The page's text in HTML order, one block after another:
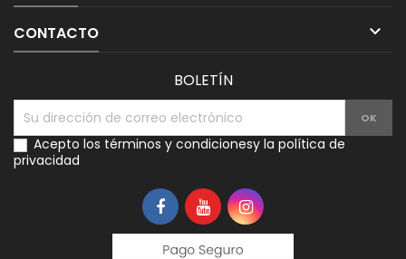
CONTACTO 
BOLETÍN
Acepto los términos y condicionesy la política de
privacidad